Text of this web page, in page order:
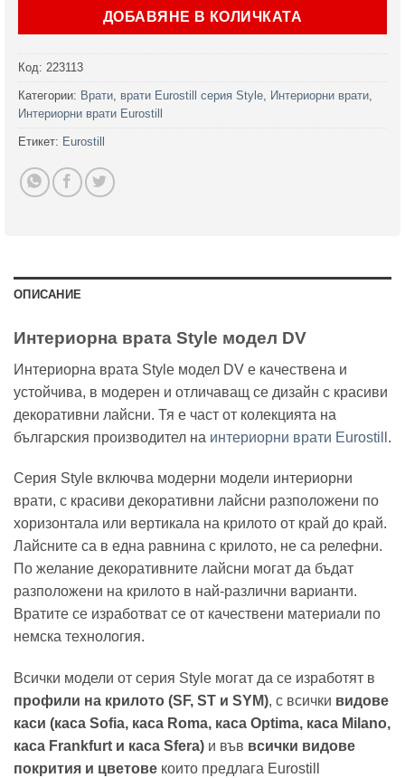
ДОБАВЯНЕ В КОЛИЧКАТА
Код: 223113
Категории: Врати, врати Eurostill серия Style, Интериорни врати,
Интериорни врати Eurostill
Етикет: Eurostill
ОПИСАНИЕ
Интериорна врата Style модел DV
Интериорна врата Style модел DV е качествена и
устойчива, в модерен и отличаващ се дизайн с красиви
декоративни лайсни. Тя е част от колекцията на
българския производител на интериорни врати Eurostill .
Серия Style включва модерни модели интериорни
врати, с красиви декоративни лайсни разположени по
хоризонтала или вертикала на крилото от край до край.
Лайсните са в една равнина с крилото, не са релефни.
По желание декоративните лайсни могат да бъдат
разположени на крилото в най-различни варианти.
Вратите се изработват се от качествени материали по
немска технология.
Всички модели от серия Style могат да се изработят в
профили на крилото (SF, ST и SYM), с всички видове
каси (каса Sofia, каса Roma, каса Optima, каса Milano,
каса Frankfurt и каса Sfera) и във всички видове
покрития и цветове които предлага Eurostill